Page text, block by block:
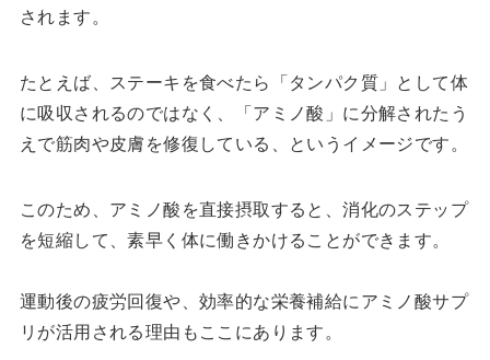
されます。
たとえば、ステーキを食べたら「タンパク質」として体
に吸収されるのではなく、「アミノ酸」に分解されたう
えで筋肉や皮膚を修復している、というイメージです。
このため、アミノ酸を直接摂取すると、消化のステップ
を短縮して、素早く体に働きかけることができます。
運動後の疲労回復や、効率的な栄養補給にアミノ酸サプ
リが活用される理由もここにあります。